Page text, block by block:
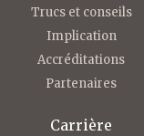
Trucs et conseils
Implication
Accréditations
Partenaires
Carrière